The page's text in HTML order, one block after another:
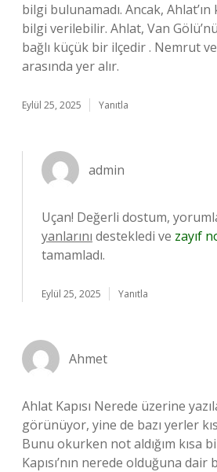
bilgi bulunamadı. Ancak,
bilgi verilebilir. Ahlat, Van
bağlı küçük bir ilçedir . Nemrut
arasında yer alır.
Eylül 25, 2025 Yanıtla
admin
Uçan! Değerli dostum,
yanlarını destekledi ve zayıf
tamamladı.
Eylül 25, 2025 Yanıtla
Ahmet
Ahlat Kapısı Nerede üzerine
görünüyor, yine de bazı yerler
Bunu okurken not aldığım kısa
Kapısı’nın nerede olduğuna dair